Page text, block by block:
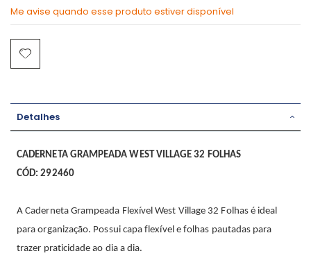
Me avise quando esse produto estiver disponível
Detalhes
CADERNETA GRAMPEADA WEST VILLAGE 32 FOLHAS
CÓD: 292460
A Caderneta Grampeada Flexível West Village 32 Folhas é ideal
para organização. Possui capa flexível e folhas pautadas para
trazer praticidade ao dia a dia.